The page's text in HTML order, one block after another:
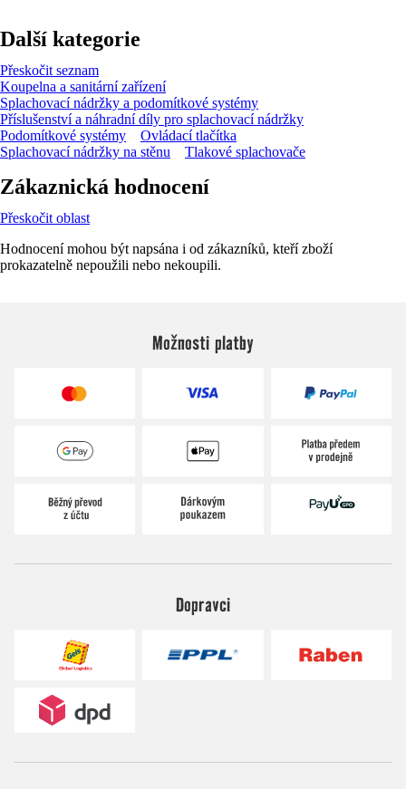
Další kategorie
Přeskočit seznam
Koupelna a sanitární zařízení
Splachovací nádržky a podomítkové systémy
Příslušenství a náhradní díly pro splachovací nádržky
Podomítkové systémy
Ovládací tlačítka
Splachovací nádržky na stěnu
Tlakové splachovače
Zákaznická hodnocení
Přeskočit oblast
Hodnocení mohou být napsána i od zákazníků, kteří zboží
prokazatelně nepoužili nebo nekoupili.
Možnosti platby
Dopravci